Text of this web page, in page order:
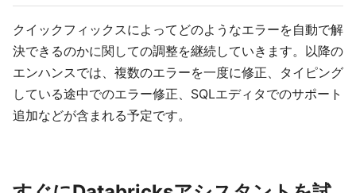
クイックフィックスによってどのようなエラーを自動で解
決できるのかに関しての調整を継続していきます。以降の
エンハンスでは、複数のエラーを一度に修正、タイピング
している途中でのエラー修正、SQLエディタでのサポート
追加などが含まれる予定です。